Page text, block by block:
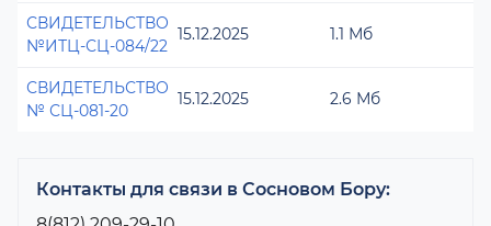
СВИДЕТЕЛЬСТВО
№ИТЦ-СЦ-084/22
15.12.2025 1.1 Мб
СВИДЕТЕЛЬСТВО
№ СЦ-081-20
15.12.2025 2.6 Мб
Контакты для связи в Сосновом Бору: